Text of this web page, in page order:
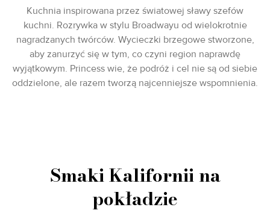
Kuchnia inspirowana przez światowej sławy szefów
kuchni. Rozrywka w stylu Broadwayu od wielokrotnie
nagradzanych twórców. Wycieczki brzegowe stworzone,
aby zanurzyć się w tym, co czyni region naprawdę
wyjątkowym. Princess wie, że podróż i cel nie są od siebie
oddzielone, ale razem tworzą najcenniejsze wspomnienia.
Smaki Kalifornii na
pokładzie